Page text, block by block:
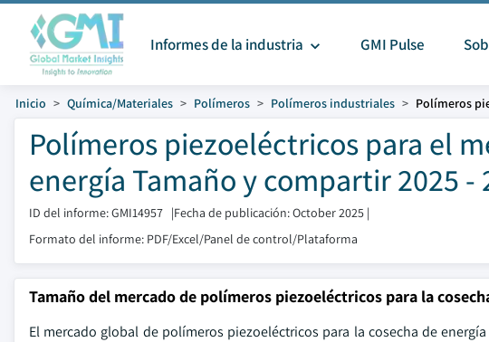
Informes de la industria GMI Pulse
Inicio Química/Materiales Polímeros Polímeros industriales Polímeros
Polímeros piezoeléctricos para el
energía Tamaño y compartir 2025 -
ID del informe: GMI14957 |Fecha de publicación: October 2025 |
Formato del informe: PDF/Excel/Panel de control/Plataforma
Tamaño del mercado de polímeros piezoeléctricos para la
El mercado global de polímeros piezoeléctricos para la cosecha de